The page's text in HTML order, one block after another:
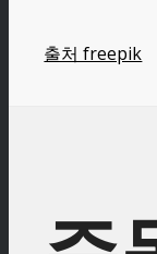
출처 freepik